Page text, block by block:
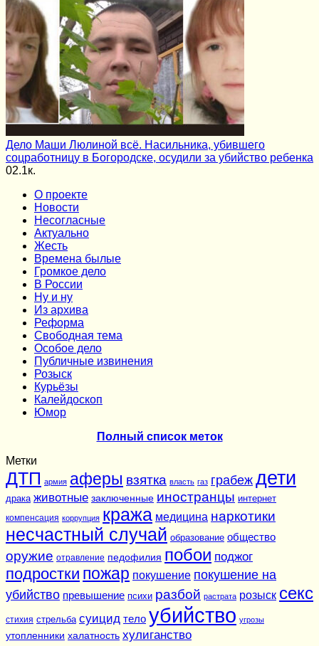
Дело Маши Люлиной всё. Насильника, убившего
соцработницу в Богородске, осудили за убийство ребенка
02.1к.
О проекте
Новости
Несогласные
Актуально
Жесть
Времена былые
Громкое дело
В России
Ну и ну
Из архива
Реформа
Cвободная тема
Особое дело
Публичные извинения
Розыск
Курьёзы
Калейдоскоп
Юмор
Полный список меток
Метки
ДТП армия аферы взятка власть газ грабеж дети
драка животные заключенные иностранцы интернет
компенсация коррупция кража медицина наркотики
несчастный случай образование общество
оружие отравление педофилия побои поджог
подростки пожар покушение покушение на
убийство превышение психи разбой растрата розыск секс
стихия стрельба суицид тело убийство угрозы
утопленники халатность хулиганство